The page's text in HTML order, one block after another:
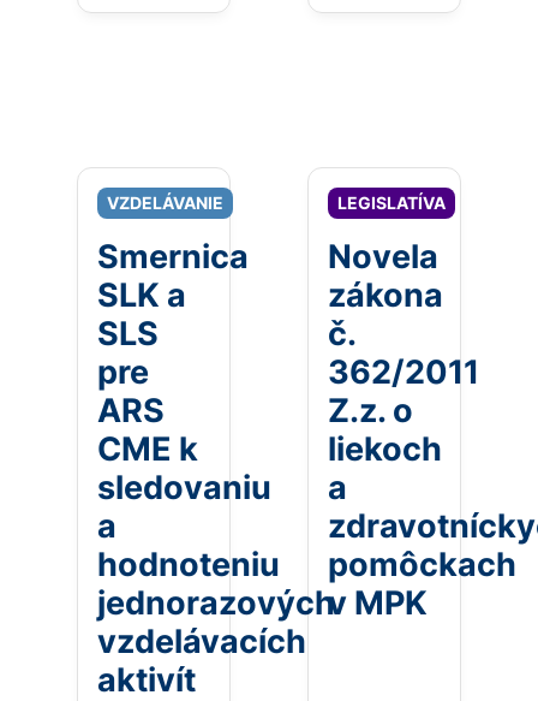
VZDELÁVANIE
Smernica
SLK a
SLS
pre
ARS
CME k
sledovaniu
a
hodnoteniu
jednorazových
vzdelávacích
aktivít
LEGISLATÍVA
Novela
zákona
č.
362/2011
Z.z. o
liekoch
a
pomôckach
v MPK